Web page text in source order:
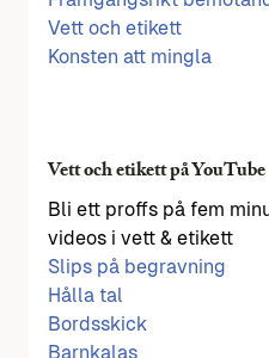
Vett och etikett
Konsten att mingla
Vett och etikett på YouTube
Bli ett proffs på fem
videos i vett & etikett
Slips på begravning
Hålla tal
Bordsskick
Barnkalas